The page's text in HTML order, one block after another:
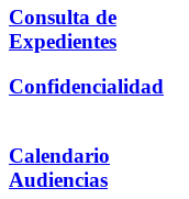
Consulta de
Expedientes
Confidencialidad
Calendario
Audiencias